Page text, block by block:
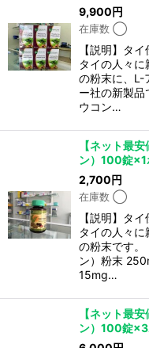
9,900円
在庫数 ◯
【説明】タ
タイの人々に
の粉末に、L-
ー社の新製
ウコン…
【ネット最
ン）100錠×1
2,700円
在庫数 ◯
【説明】タ
タイの人々に
の粉末です。
ン）粉末
15mg…
【ネット最
ン）100錠